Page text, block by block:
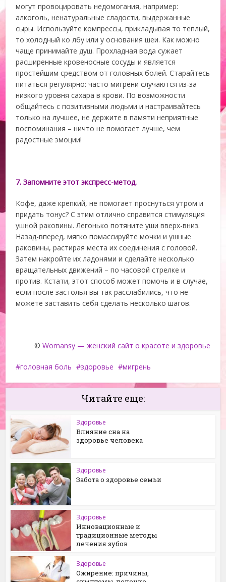
могут провоцировать недомогания, например:
алкоголь, ненатуральные сладости, выдержанные
сыры. Используйте компрессы, прикладывая то теплый,
то холодный ко лбу или у основания шеи. Как можно
чаще принимайте душ. Прохладная вода сужает
расширенные кровеносные сосуды и является
простейшим средством от головных болей. Старайтесь
питаться регулярно: часто мигрени случаются из-за
низкого уровня сахара в крови. По возможности
общайтесь с позитивными людьми и настраивайтесь
только на лучшее, не держите в памяти неприятные
воспоминания – ничто не помогает лучше, чем
радостные эмоции!
7. Запомните этот экспресс-метод.
Кофе, даже крепкий, не помогает проснуться утром и
придать тонус? С этим отлично справится стимуляция
ушной раковины. Легонько потяните уши вверх-вниз.
Назад-вперед, мягко помассируйте мочки и ушные
раковины, растирая места их соединения с головой.
Затем накройте их ладонями и сделайте несколько
вращательных движений – по часовой стрелке и
против. Кстати, этот способ может помочь и в случае,
если после застолья вы так расслабились, что не
можете заставить себя сделать несколько шагов.
© Womansy — женский сайт о красоте и здоровье
головная боль здоровье мигрень
Читайте еще:
Здоровье
Влияние сна на
здоровье человека
Здоровье
Забота о здоровье семьи
Здоровье
Инновационные и
традиционные методы
лечения зубов
Здоровье
Ожирение: причины,